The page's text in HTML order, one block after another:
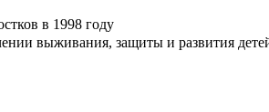
в 1998 году
выживания, защиты и развития